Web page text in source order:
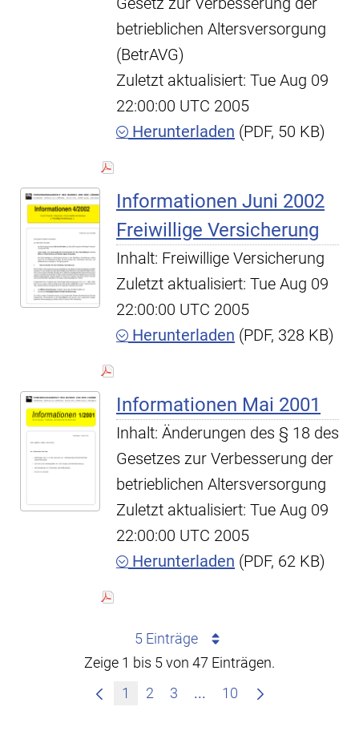
betrieblichen Altersversorgung
(BetrAVG)
Zuletzt aktualisiert: Tue Aug 09
22:00:00 UTC 2005
Herunterladen (PDF, 50 KB)
Informationen Juni 2002
Freiwillige Versicherung
Inhalt: Freiwillige Versicherung
Zuletzt aktualisiert: Tue Aug 09
22:00:00 UTC 2005
Herunterladen (PDF, 328 KB)
Informationen Mai 2001
Inhalt: Änderungen des § 18 des
Gesetzes zur Verbesserung der
betrieblichen Altersversorgung
Zuletzt aktualisiert: Tue Aug 09
22:00:00 UTC 2005
Herunterladen (PDF, 62 KB)
5 Einträge
Zeige 1 bis 5 von 47 Einträgen.
1
2 3 ... Zwischenseiten
10